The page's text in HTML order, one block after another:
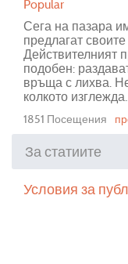
Popular
Сега на пазара
предлагат
Действителният
подобен:
връща с лихва.
колкото
1851 Посещения
За статиите
Условия за